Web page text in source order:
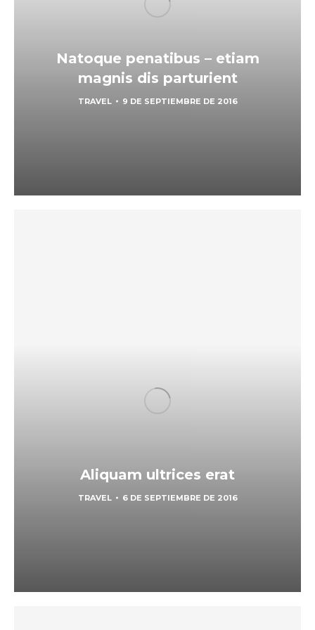
Natoque penatibus – etiam
magnis dis parturient
TRAVEL 9 DE SEPTIEMBRE DE 2016
Aliquam ultrices erat
TRAVEL 6 DE SEPTIEMBRE DE 2016